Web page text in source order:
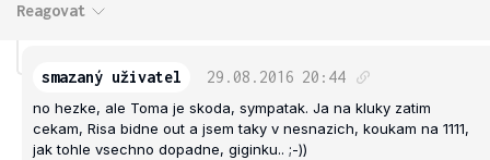
Reagovat
smazaný uživatel 29.08.2016 20:44
no hezke, ale Toma je skoda, sympatak. Ja na kluky zatim
cekam, Risa bidne out a jsem taky v nesnazich, koukam na 1111,
jak tohle vsechno dopadne, giginku.. ;-))